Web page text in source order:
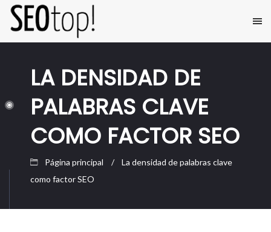
LA DENSIDAD DE
PALABRAS CLAVE
COMO FACTOR SEO
Página principal
La densidad de palabras clave
como factor SEO